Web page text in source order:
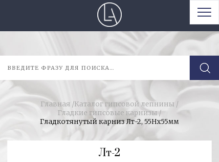
Главная /Каталог гипсовой лепнины /
Гладкие гипсовые карнизы/
Гладкотянутый карниз Лт-2, 55Нх55мм
Лт-2